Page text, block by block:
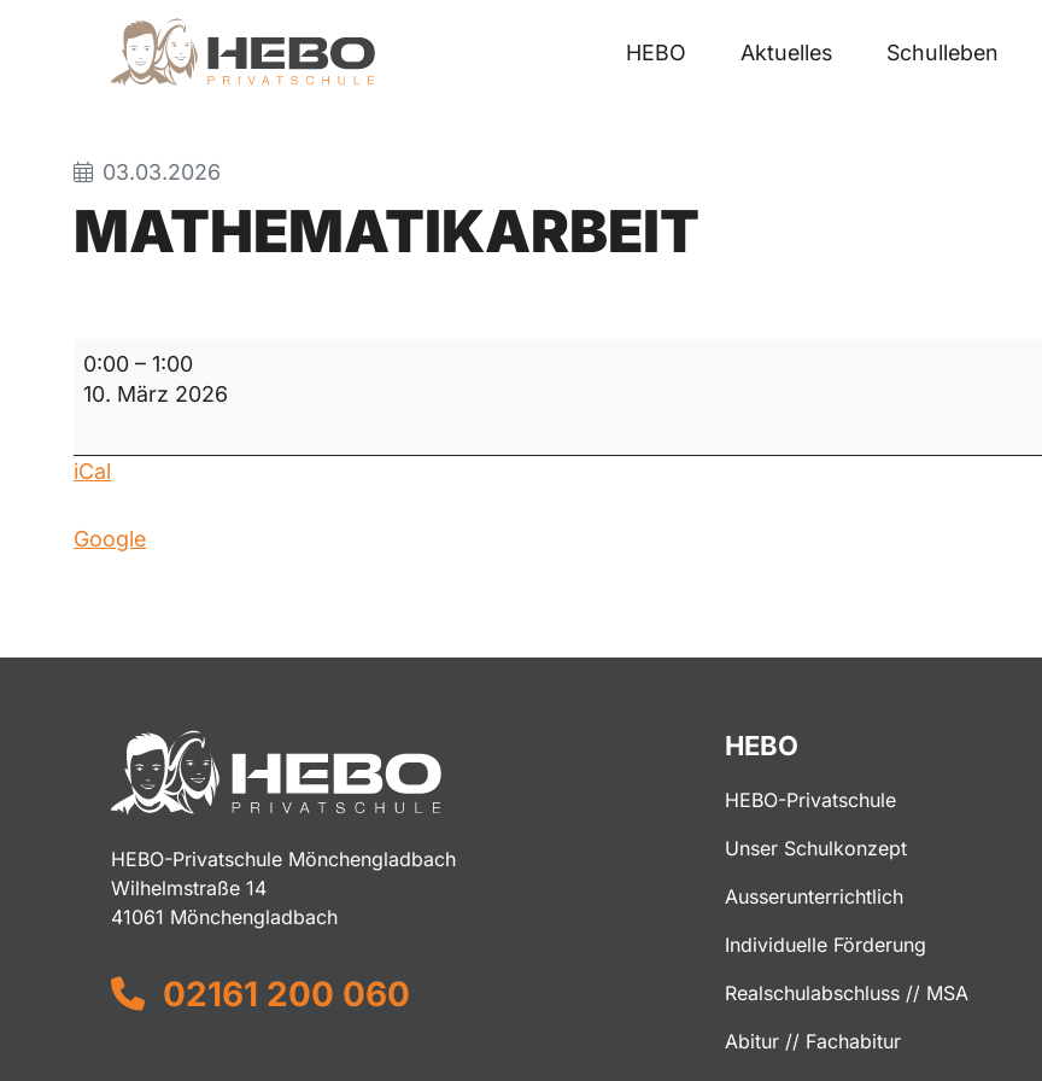
HEBO Aktuelles Schulleben
03.03.2026
MATHEMATIKARBEIT
Mathematikarbeit
0:00 –1:00
10. März 2026
iCal
Google
HEBO-Privatschule Mönchengladbach
Wilhelmstraße 14
41061 Mönchengladbach
02161 200 060
HEBO
HEBO-Privatschule
Unser Schulkonzept
Ausserunterrichtlich
Individuelle Förderung
Realschulabschluss // MSA
Abitur // Fachabitur